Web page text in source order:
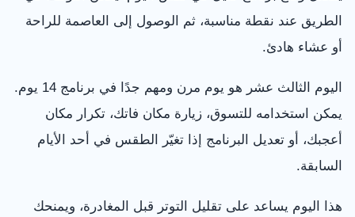
الطريق عند نقطة مناسبة، ثم الوصول إلى العاصمة للراحة
أو عشاء هادئ.
اليوم الثالث عشر هو يوم مرن ومهم جدًا في برنامج 14 يوم.
يمكن استخدامه للتسوق، زيارة مكان فاتك، تكرار مكان
أعجبك، أو تعديل البرنامج إذا تغيّر الطقس في أحد الأيام
السابقة.
هذا اليوم يساعد على تقليل التوتر قبل المغادرة، ويمنحك